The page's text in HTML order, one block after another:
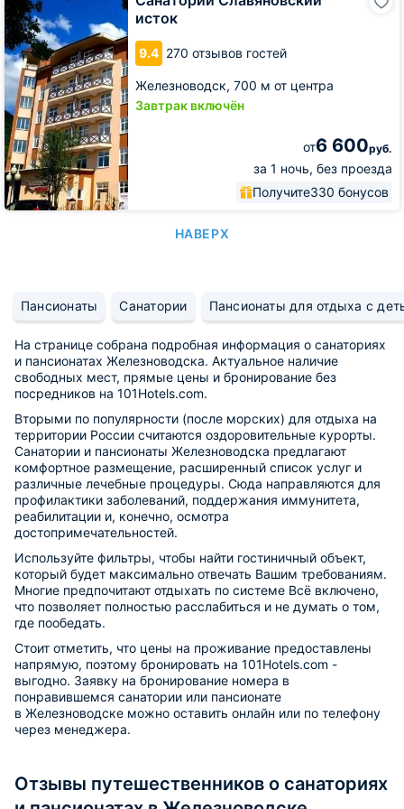
исток
9.4 270 отзывов гостей
Железноводск, 700 м от центра
Завтрак включён
от6 600руб.
за 1 ночь, без проезда
Получите330 бонусов
Славяновский
исток
НАВЕРХ
Пансионаты Санатории Пансионаты для отдыха с
На странице собрана подробная информация о санаториях
и пансионатах Железноводска. Актуальное наличие
свободных мест, прямые цены и бронирование без
посредников на 101Hotels.com.
Вторыми по популярности (после морских) для отдыха на
территории России считаются оздоровительные курорты.
Санатории и пансионаты Железноводска предлагают
комфортное размещение, расширенный список услуг и
различные лечебные процедуры. Сюда направляются для
профилактики заболеваний, поддержания иммунитета,
реабилитации и, конечно, осмотра
достопримечательностей.
Используйте фильтры, чтобы найти гостиничный объект,
который будет максимально отвечать Вашим требованиям.
Многие предпочитают отдыхать по системе Всё включено,
что позволяет полностью расслабиться и не думать о том,
где пообедать.
Стоит отметить, что цены на проживание предоставлены
напрямую, поэтому бронировать на 101Hotels.com -
выгодно. Заявку на бронирование номера в
понравившемся санатории или пансионате
в Железноводске можно оставить онлайн или по телефону
через менеджера.
Отзывы путешественников о санаториях